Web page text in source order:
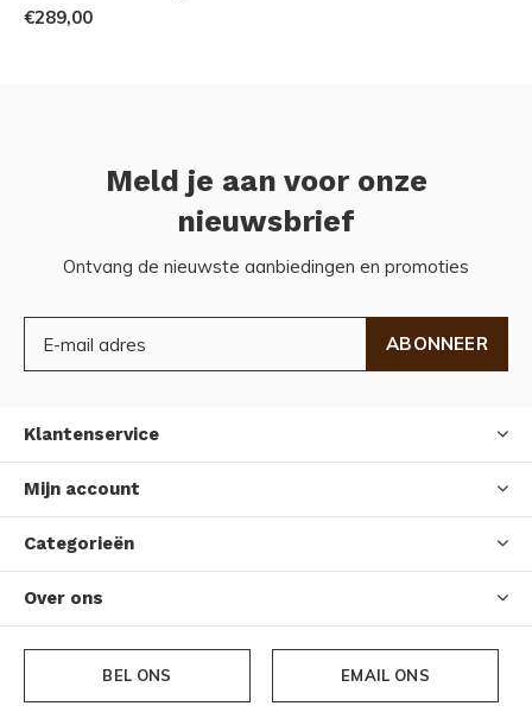
€289,00
Meld je aan voor onze
nieuwsbrief
Ontvang de nieuwste aanbiedingen en promoties
ABONNEER
Klantenservice
Mijn account
Categorieën
Over ons
BEL ONS EMAIL ONS